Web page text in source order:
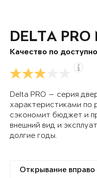
DELTA PRO
Качество по
Delta PRO — серия
характеристиками по
сэкономит бюджет и
внешний вид и
долгие годы.